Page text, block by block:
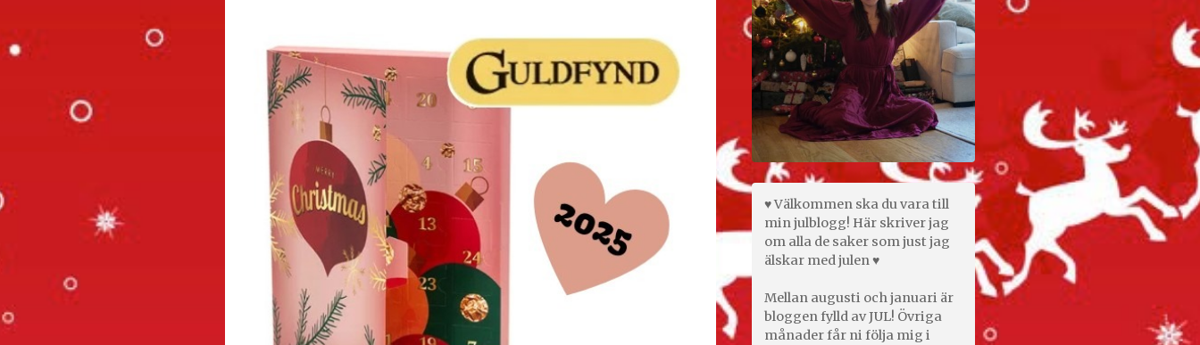
♥ Välkommen ska du vara till
min julblogg! Här skriver jag
om alla de saker som just jag
älskar med julen ♥
Mellan augusti och januari är
bloggen fylld av JUL! Övriga
månader får ni följa mig i